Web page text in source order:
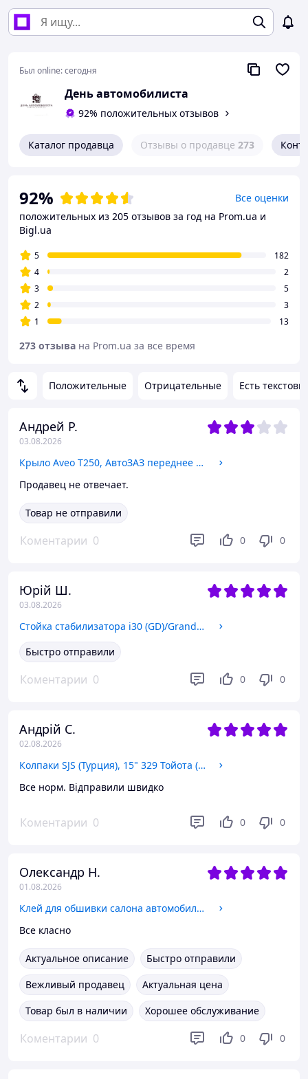
Был online:сегодня
День автомобилиста
92% положительных отзывов
Каталог продавца Отзывы о продавце 273
Положительные Отрицательные Есть
Андрей Р.
03.08.2026
Крыло Aveo T250, АвтоЗАЗ переднее правое (96476684) (SF69Y0-8403012)
Продавец не отвечает.
Товар не отправили
Коментарии 0 0 0
Юрій Ш.
03.08.2026
Стойка стабилизатора i30 (GD)/Grandeur (HD), CTR (CL0290) задняя (55530-3R000/55540-3R000)
Быстро отправили
Коментарии 0 0 0
Андрій С.
02.08.2026
Колпаки SJS (Турция), 15" 329 Тойота (к-т 4 шт) + эмблема на выбор (329/15)
Все норм. Відправили швидко
Коментарии 0 0 0
Олександр Н.
01.08.2026
Клей для обшивки салона автомобиля Moje Auto (20-A37) 400 мл, спрей
Все класно
Актуальное описание
Быстро отправили
Вежливый продавец
Актуальная цена
Товар был в наличии
Хорошее обслуживание
Коментарии 0 0 0
92%
Все оценки
положительных из 205 отзывов за год на Prom.ua и
Bigl.ua
5
182
4
2
3
5
2
3
1
13
273 отзыва на Prom.ua за все время